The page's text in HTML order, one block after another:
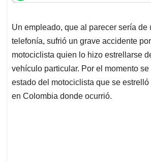
t
A
p
p
e
o
o
k
k
d
I
n
i
e
d
s
Un empleado, que al parecer sería de
telefonía, sufrió un grave accidente
motociclista quien lo hizo estrellarse
vehículo particular. Por el momento se
estado del motociclista que se
en Colombia donde ocurrió.